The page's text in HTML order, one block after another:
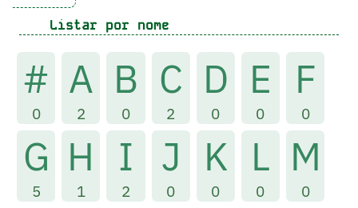
Listar por nome
#
0
A
2
B
0
C
2
D
0
E
0
F
0
G
5
H
1
I
2
J
0
K
0
L
0
M
0